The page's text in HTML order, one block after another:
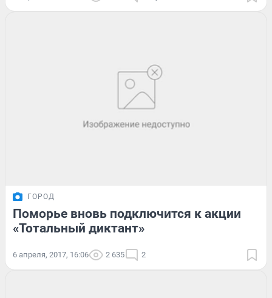
ГОРОД
Поморье вновь подключится к акции
«Тотальный диктант»
6 апреля, 2017, 16:06 2 635 2